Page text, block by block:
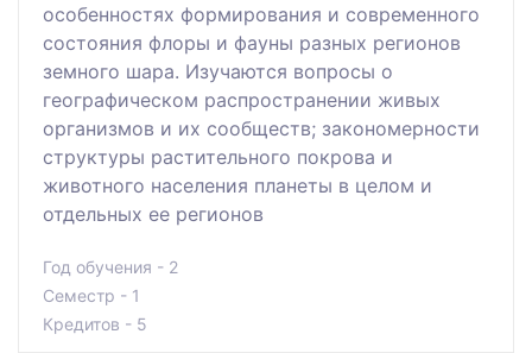
особенностях формирования и современного
состояния флоры и фауны разных регионов
земного шара. Изучаются вопросы о
географическом распространении живых
организмов и их сообществ; закономерности
структуры растительного покрова и
животного населения планеты в целом и
отдельных ее регионов
Год обучения - 2
Семестр - 1
Кредитов - 5